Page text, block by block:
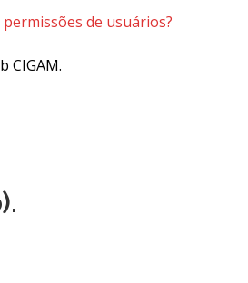
de usuários?
CIGAM.